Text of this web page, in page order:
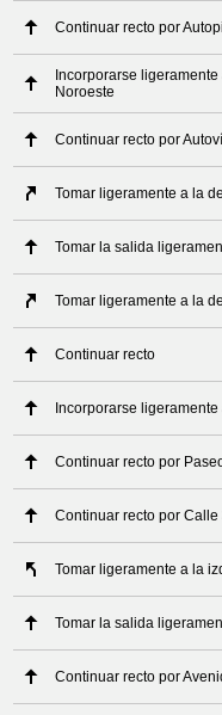
Continuar recto por
Incorporarse
Noroeste
Continuar recto por
Tomar ligeramente a la
Tomar la salida
Tomar ligeramente a la
Continuar recto
Incorporarse
Continuar recto por
Continuar recto por Calle
Tomar ligeramente a la
Tomar la salida
Continuar recto por